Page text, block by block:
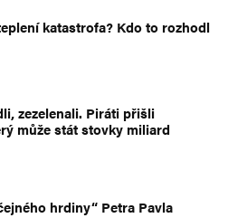
katastrofa? Kdo to rozhodl
zezelenali. Piráti přišli
může stát stovky miliard
hrdiny“ Petra Pavla